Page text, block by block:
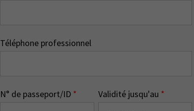
Téléphone professionnel
N° de passeport/ID * Validité jusqu'au *